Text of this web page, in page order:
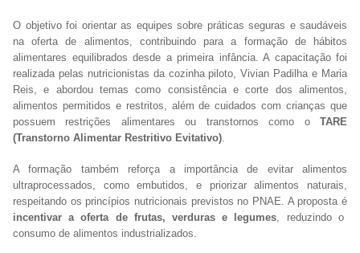
O objetivo foi orientar as equipes sobre práticas seguras e saudáveis
na oferta de alimentos, contribuindo para a formação de hábitos
alimentares equilibrados desde a primeira infância. A capacitação foi
realizada pelas nutricionistas da cozinha piloto, Vivian Padilha e Maria
Reis, e abordou temas como consistência e corte dos alimentos,
alimentos permitidos e restritos, além de cuidados com crianças que
possuem restrições alimentares ou transtornos como o TARE
(Transtorno Alimentar Restritivo Evitativo).
A formação também reforça a importância de evitar alimentos
ultraprocessados, como embutidos, e priorizar alimentos naturais,
respeitando os princípios nutricionais previstos no PNAE. A proposta é
incentivar a oferta de frutas, verduras e legumes, reduzindo o
consumo de alimentos industrializados.